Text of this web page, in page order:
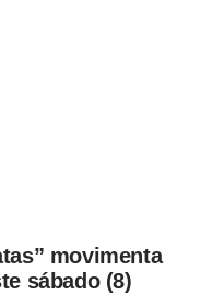
movimenta
sábado (8)